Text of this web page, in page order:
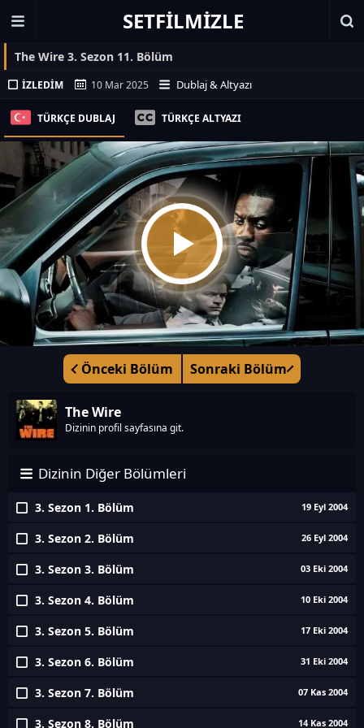
SETFILMIZLE
The Wire 3. Sezon 11. Bölüm
İZLEDIM 10 Mar 2025 Dublaj & Altyazı
TÜRKÇE DUBLAJ TÜRKÇE ALTYAZI
Önceki Bölüm Sonraki Bölüm
The Wire
Dizinin profil sayfasına git.
Dizinin Diğer Bölümleri
3. Sezon 1. Bölüm 19 Eyl 2004
3. Sezon 2. Bölüm 26 Eyl 2004
3. Sezon 3. Bölüm 03 Eki 2004
3. Sezon 4. Bölüm 10 Eki 2004
3. Sezon 5. Bölüm 17 Eki 2004
3. Sezon 6. Bölüm 31 Eki 2004
3. Sezon 7. Bölüm 07 Kas 2004
3. Sezon 8. Bölüm 14 Kas 2004